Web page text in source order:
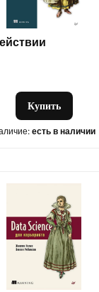
Купить
есть в наличии